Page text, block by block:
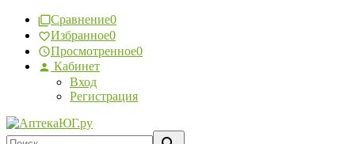
Сравнение0
Избранное0
Просмотренное0
Кабинет
Вход
Регистрация